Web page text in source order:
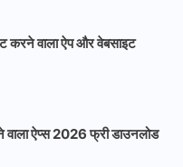
करने वाला ऐप और वेबसाइट
वाला ऐप्स 2026 फ्री डाउनलोड